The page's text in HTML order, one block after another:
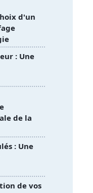
d'un
: Une
de la
: Une
de vos